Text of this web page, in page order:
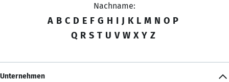
Nachname:
A B C D E F G H I J K L M N O P
Q R S T U V W X Y Z
Unternehmen